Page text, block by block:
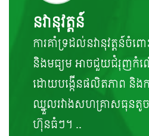
នវានុវត្តន៍
ការគាំទ្រដល់នវានុវត្តន៍
និងមធ្យម អាចជួយជំរុញកំណ
ដោយបង្កើនផលិតភាព និងក
ឈ្នួលរវាងសហគ្រាសធុនតូ
ហ៊ុនធំៗ។ ..